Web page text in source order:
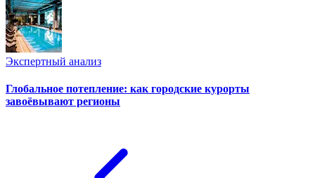
Экспертный анализ
Глобальное потепление: как городские курорты
завоёвывают регионы